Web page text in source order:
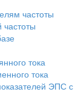
частоты
тока
тока
ЭПС с